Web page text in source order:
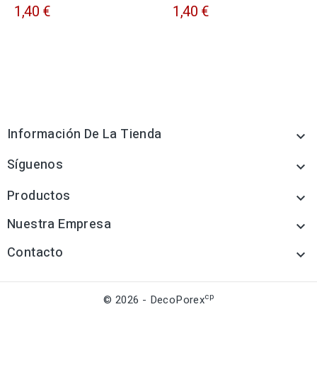
1,40 € 1,40 €
Información De La Tienda 
Síguenos 
Productos 
Nuestra Empresa 
Contacto 
© 2026 - DecoPorexcp